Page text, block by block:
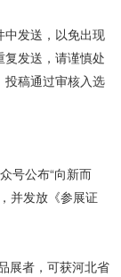
中发送，以免出现
发送，请谨慎处
投稿通过审核入选
号公布“向新而
并发放《参展证
展者，可获河北省